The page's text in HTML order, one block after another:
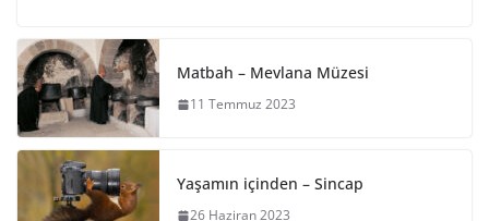
Matbah – Mevlana Müzesi
11 Temmuz 2023
Yaşamın içinden – Sincap
26 Haziran 2023